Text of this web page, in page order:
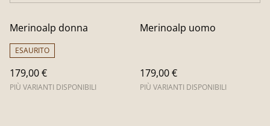
Merinoalp donna
ESAURITO
179,00 €
PIÙ VARIANTI DISPONIBILI
Merinoalp uomo
179,00 €
PIÙ VARIANTI DISPONIBILI